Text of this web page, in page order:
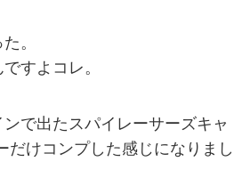
。
すよコレ。
で出たスパイレーサーズキャ
だけコンプした感じになりまし